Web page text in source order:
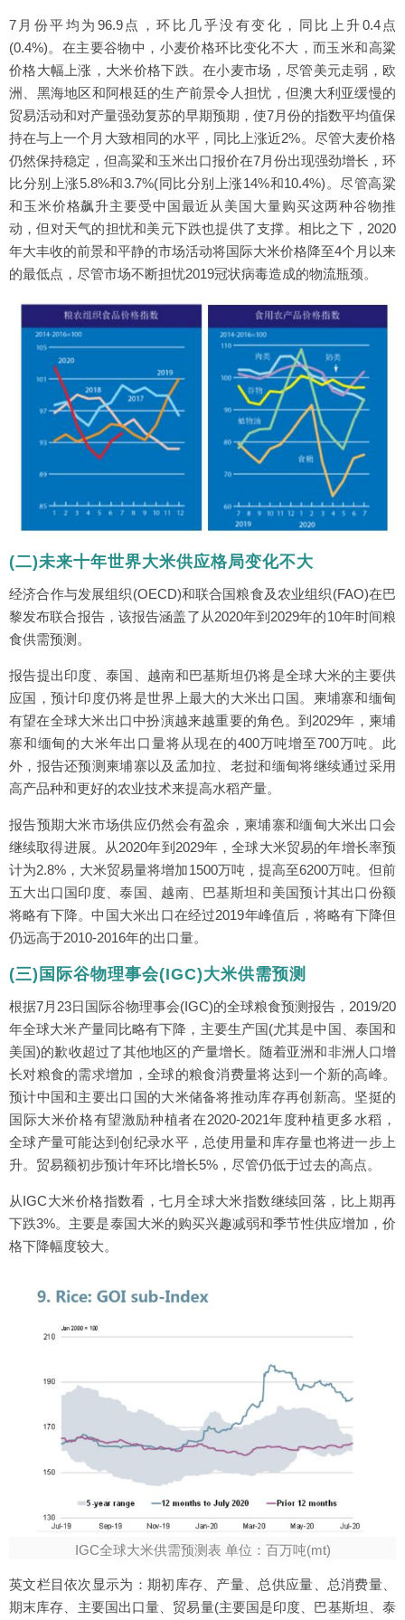
7月份平均为96.9点，环比几乎没有变化，同比上升0.4点
(0.4%)。在主要谷物中，小麦价格环比变化不大，而玉米和高粱
价格大幅上涨，大米价格下跌。在小麦市场，尽管美元走弱，欧
洲、黑海地区和阿根廷的生产前景令人担忧，但澳大利亚缓慢的
贸易活动和对产量强劲复苏的早期预期，使7月份的指数平均值保
持在与上一个月大致相同的水平，同比上涨近2%。尽管大麦价格
仍然保持稳定，但高粱和玉米出口报价在7月份出现强劲增长，环
比分别上涨5.8%和3.7%(同比分别上涨14%和10.4%)。尽管高粱
和玉米价格飙升主要受中国最近从美国大量购买这两种谷物推
动，但对天气的担忧和美元下跌也提供了支撑。相比之下，2020
年大丰收的前景和平静的市场活动将国际大米价格降至4个月以来
的最低点，尽管市场不断担忧2019冠状病毒造成的物流瓶颈。
(二)未来十年世界大米供应格局变化不大
经济合作与发展组织(OECD)和联合国粮食及农业组织(FAO)在巴
黎发布联合报告，该报告涵盖了从2020年到2029年的10年时间粮
食供需预测。
报告提出印度、泰国、越南和巴基斯坦仍将是全球大米的主要供
应国，预计印度仍将是世界上最大的大米出口国。柬埔寨和缅甸
有望在全球大米出口中扮演越来越重要的角色。到2029年，柬埔
寨和缅甸的大米年出口量将从现在的400万吨增至700万吨。此
外，报告还预测柬埔寨以及孟加拉、老挝和缅甸将继续通过采用
高产品种和更好的农业技术来提高水稻产量。
报告预期大米市场供应仍然会有盈余，柬埔寨和缅甸大米出口会
继续取得进展。从2020年到2029年，全球大米贸易的年增长率预
计为2.8%，大米贸易量将增加1500万吨，提高至6200万吨。但前
五大出口国印度、泰国、越南、巴基斯坦和美国预计其出口份额
将略有下降。中国大米出口在经过2019年峰值后，将略有下降但
仍远高于2010-2016年的出口量。
(三)国际谷物理事会(IGC)大米供需预测
根据7月23日国际谷物理事会(IGC)的全球粮食预测报告，2019/20
年全球大米产量同比略有下降，主要生产国(尤其是中国、泰国和
美国)的歉收超过了其他地区的产量增长。随着亚洲和非洲人口增
长对粮食的需求增加，全球的粮食消费量将达到一个新的高峰。
预计中国和主要出口国的大米储备将推动库存再创新高。坚挺的
国际大米价格有望激励种植者在2020-2021年度种植更多水稻，
全球产量可能达到创纪录水平，总使用量和库存量也将进一步上
升。贸易额初步预计年环比增长5%，尽管仍低于过去的高点。
从IGC大米价格指数看，七月全球大米指数继续回落，比上期再
下跌3%。主要是泰国大米的购买兴趣减弱和季节性供应增加，价
格下降幅度较大。
IGC全球大米供需预测表 单位：百万吨(mt)
英文栏目依次显示为：期初库存、产量、总供应量、总消费量、
期末库存、主要国出口量、贸易量(主要国是印度、巴基斯坦、泰